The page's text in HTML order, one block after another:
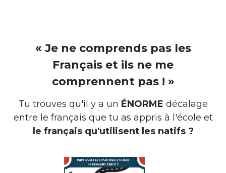
« Je ne comprends pas les
Français et ils ne me
comprennent pas ! »
Tu trouves qu'il y a un ÉNORME décalage
entre le français que tu as appris à l'école et
le français qu'utilisent les natifs ?